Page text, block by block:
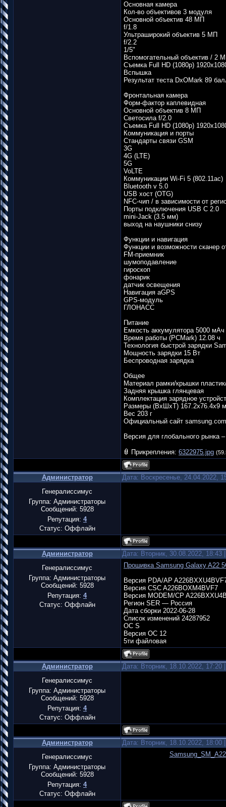
Основная камера
Кол-во объективов 3 модуля
Основной объектив 48 МП
f/1.8
Ультраширокий объектив 5 МП
f/2.2
1/5"
Вспомогательный объектив / 2
Съемка Full HD (1080p)
Вспышка
Результат теста DxOMark 89
Фронтальная камера
Форм-фактор каплевидная
Основной объектив 8 МП
Светосила f/2.0
Съемка Full HD (1080p)
Коммуникация и порты
Стандарты связи GSM
3G
4G (LTE)
5G
VoLTE
Коммуникации Wi-Fi 5 (802.11ac)
Bluetooth v 5.0
USB хост (OTG)
NFC-чип / в зависимости от
Порты подключения USB C 2.0
mini-Jack (3.5 мм)
выход на наушники снизу
Функции и навигация
Функции и возможности сканер
FM-приемник
шумоподавление
гироскоп
фонарик
датчик освещения
Навигация aGPS
GPS-модуль
ГЛОНАСС
Питание
Емкость аккумулятора 5000 мАч
Время работы (PCMark) 12.08 ч
Технология быстрой зарядки
Мощность зарядки 15 Вт
Беспроводная зарядка
Общее
Материал рамки/крышки
Задняя крышка глянцевая
Комплектация зарядное
Размеры (ВхШхТ) 167.2x76.4x9
Вес 203 г
Официальный сайт samsung.com
Версия для глобального рынка
Прикрепления: 6322975.jpg
Администратор
Дата: Воскресенье, 24.04.2022,
Генералиссимус
Группа: Администраторы
Сообщений: 5928
Репутация: 4
Статус: Оффлайн
Администратор
Дата: Вторник, 30.08.2022,
Генералиссимус
Группа: Администраторы
Сообщений: 5928
Репутация: 4
Статус: Оффлайн
Прошивка Samsung Galaxy A22
Версия PDA/AP
Версия CSC A226BOXM4BVF7
Версия MODEM/CP
Регион SER — Россия
Дата сборки 2022-06-28
Список изменений 24287952
ОС S
Версия ОС 12
5ти файловая
Администратор
Дата: Вторник, 18.10.2022,
Генералиссимус
Группа: Администраторы
Сообщений: 5928
Репутация: 4
Статус: Оффлайн
Администратор
Дата: Вторник, 18.10.2022,
Генералиссимус
Группа: Администраторы
Сообщений: 5928
Репутация: 4
Статус: Оффлайн